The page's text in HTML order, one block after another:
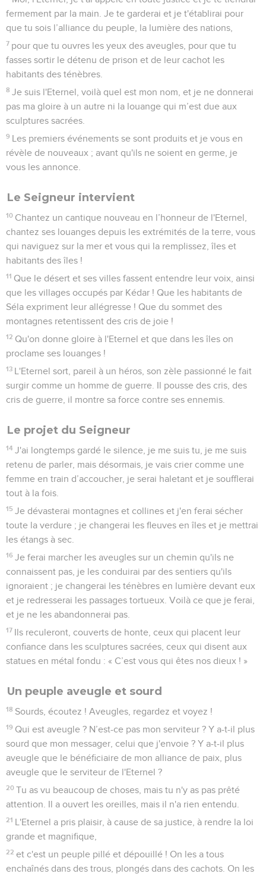
fermement par la main. Je te garderai et je t'établirai pour
que tu sois l’alliance du peuple, la lumière des nations,
7 pour que tu ouvres les yeux des aveugles, pour que tu
fasses sortir le détenu de prison et de leur cachot les
habitants des ténèbres.
8 Je suis l'Eternel, voilà quel est mon nom, et je ne donnerai
pas ma gloire à un autre ni la louange qui m’est due aux
sculptures sacrées.
9 Les premiers événements se sont produits et je vous en
révèle de nouveaux ; avant qu'ils ne soient en germe, je
vous les annonce.
Le Seigneur intervient
10 Chantez un cantique nouveau en l’honneur de l'Eternel,
chantez ses louanges depuis les extrémités de la terre, vous
qui naviguez sur la mer et vous qui la remplissez, îles et
habitants des îles !
11 Que le désert et ses villes fassent entendre leur voix, ainsi
que les villages occupés par Kédar ! Que les habitants de
Séla expriment leur allégresse ! Que du sommet des
montagnes retentissent des cris de joie !
12 Qu'on donne gloire à l'Eternel et que dans les îles on
proclame ses louanges !
13 L'Eternel sort, pareil à un héros, son zèle passionné le fait
surgir comme un homme de guerre. Il pousse des cris, des
cris de guerre, il montre sa force contre ses ennemis.
Le projet du Seigneur
14 J'ai longtemps gardé le silence, je me suis tu, je me suis
retenu de parler, mais désormais, je vais crier comme une
femme en train d’accoucher, je serai haletant et je soufflerai
tout à la fois.
15 Je dévasterai montagnes et collines et j'en ferai sécher
toute la verdure ; je changerai les fleuves en îles et je mettrai
les étangs à sec.
16 Je ferai marcher les aveugles sur un chemin qu'ils ne
connaissent pas, je les conduirai par des sentiers qu'ils
ignoraient ; je changerai les ténèbres en lumière devant eux
et je redresserai les passages tortueux. Voilà ce que je ferai,
et je ne les abandonnerai pas.
17 Ils reculeront, couverts de honte, ceux qui placent leur
confiance dans les sculptures sacrées, ceux qui disent aux
statues en métal fondu : « C’est vous qui êtes nos dieux ! »
Un peuple aveugle et sourd
18 Sourds, écoutez ! Aveugles, regardez et voyez !
19 Qui est aveugle ? N’est-ce pas mon serviteur ? Y a-t-il plus
sourd que mon messager, celui que j'envoie ? Y a-t-il plus
aveugle que le bénéficiaire de mon alliance de paix, plus
aveugle que le serviteur de l'Eternel ?
20 Tu as vu beaucoup de choses, mais tu n'y as pas prêté
attention. Il a ouvert les oreilles, mais il n'a rien entendu.
21 L'Eternel a pris plaisir, à cause de sa justice, à rendre la loi
grande et magnifique,
22 et c'est un peuple pillé et dépouillé ! On les a tous
enchaînés dans des trous, plongés dans des cachots. On les